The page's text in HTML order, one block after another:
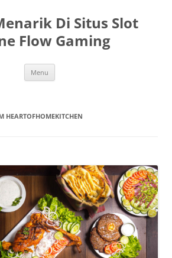
Di Situs Slot
Flow Gaming
Menu
HEARTOFHOMEKITCHEN